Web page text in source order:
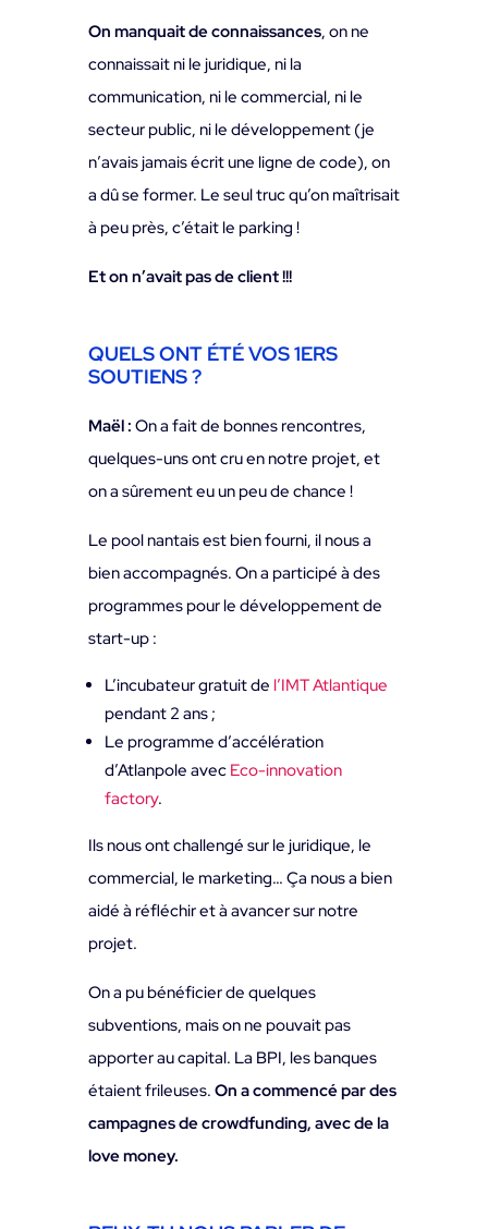
On manquait de connaissances, on ne
connaissait ni le juridique, ni la
communication, ni le commercial, ni le
secteur public, ni le développement (je
n’avais jamais écrit une ligne de code), on
a dû se former. Le seul truc qu’on maîtrisait
à peu près, c’était le parking !
Et on n’avait pas de client !!!
QUELS ONT ÉTÉ VOS 1ERS
SOUTIENS ?
Maël : On a fait de bonnes rencontres,
quelques-uns ont cru en notre projet, et
on a sûrement eu un peu de chance !
Le pool nantais est bien fourni, il nous a
bien accompagnés. On a participé à des
programmes pour le développement de
start-up :
L’incubateur gratuit de l’IMT Atlantique
pendant 2 ans ;
Le programme d’accélération
d’Atlanpole avec Eco-innovation
factory.
Ils nous ont challengé sur le juridique, le
commercial, le marketing… Ça nous a bien
aidé à réfléchir et à avancer sur notre
projet.
On a pu bénéficier de quelques
subventions, mais on ne pouvait pas
apporter au capital. La BPI, les banques
étaient frileuses. On a commencé par des
campagnes de crowdfunding, avec de la
love money.